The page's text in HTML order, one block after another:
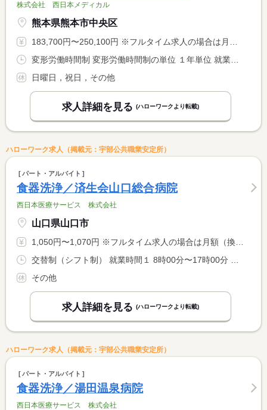
株式会社 西日本メディカル
熊本県熊本市中央区
183,700円〜250,100円 ※フルタイム求人の場合は月額（換算額）、パート求人の場合は時間額を表示しています。
日曜日，祝日，その他
求人詳細を見る (ハローワークより転載)
ハローワーク求人（掲載元：宇部公共職業安定所）
パート・アルバイト
食器洗浄／済生会山口総合病院
西日本医療サービス 株式会社
山口県山口市
1,050円〜1,070円 ※フルタイム求人の場合は月額（換算額）、パート求人の場合は時間額を表示しています。
その他
求人詳細を見る (ハローワークより転載)
ハローワーク求人（掲載元：宇部公共職業安定所）
パート・アルバイト
食器洗浄／湯田温泉病院
西日本医療サービス 株式会社